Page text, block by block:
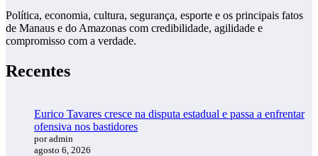
Política, economia, cultura, segurança, esporte e os principais fatos
de Manaus e do Amazonas com credibilidade, agilidade e
compromisso com a verdade.
Recentes
Eurico Tavares cresce na disputa estadual e passa a enfrentar
ofensiva nos bastidores
por admin
agosto 6, 2026